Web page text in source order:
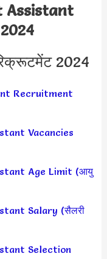
Assistant
2024
Recruitment
Vacancies
Age Limit (आयु
Salary (सैलरी
Selection